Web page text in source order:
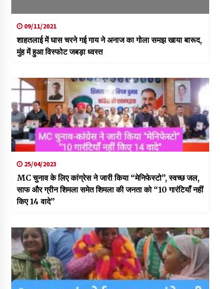
09/11/2021
शाहतलाई में घास चरने गई गाय ने अनाज का गोला समझ खाया बारूद,
मुंह में हुआ विस्फोट जबड़ा ध्वस्त
25/04/2023
MC चुनाव के लिए कांग्रेस ने जारी किया “मेनिफेस्टो”, स्वच्छ जल,
साफ और ग्रीन शिमला समेत शिमला की जनता को “10 गारंटियाँ नहीं
किए 14 वादे”